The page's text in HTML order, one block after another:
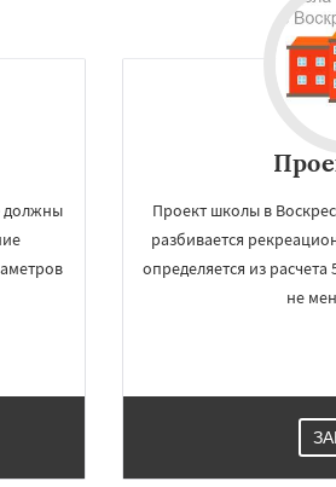
должны
Проект школы в
разбивается
определяется из
не